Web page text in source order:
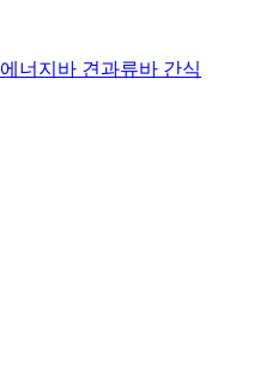
너지바 견과류바 간식